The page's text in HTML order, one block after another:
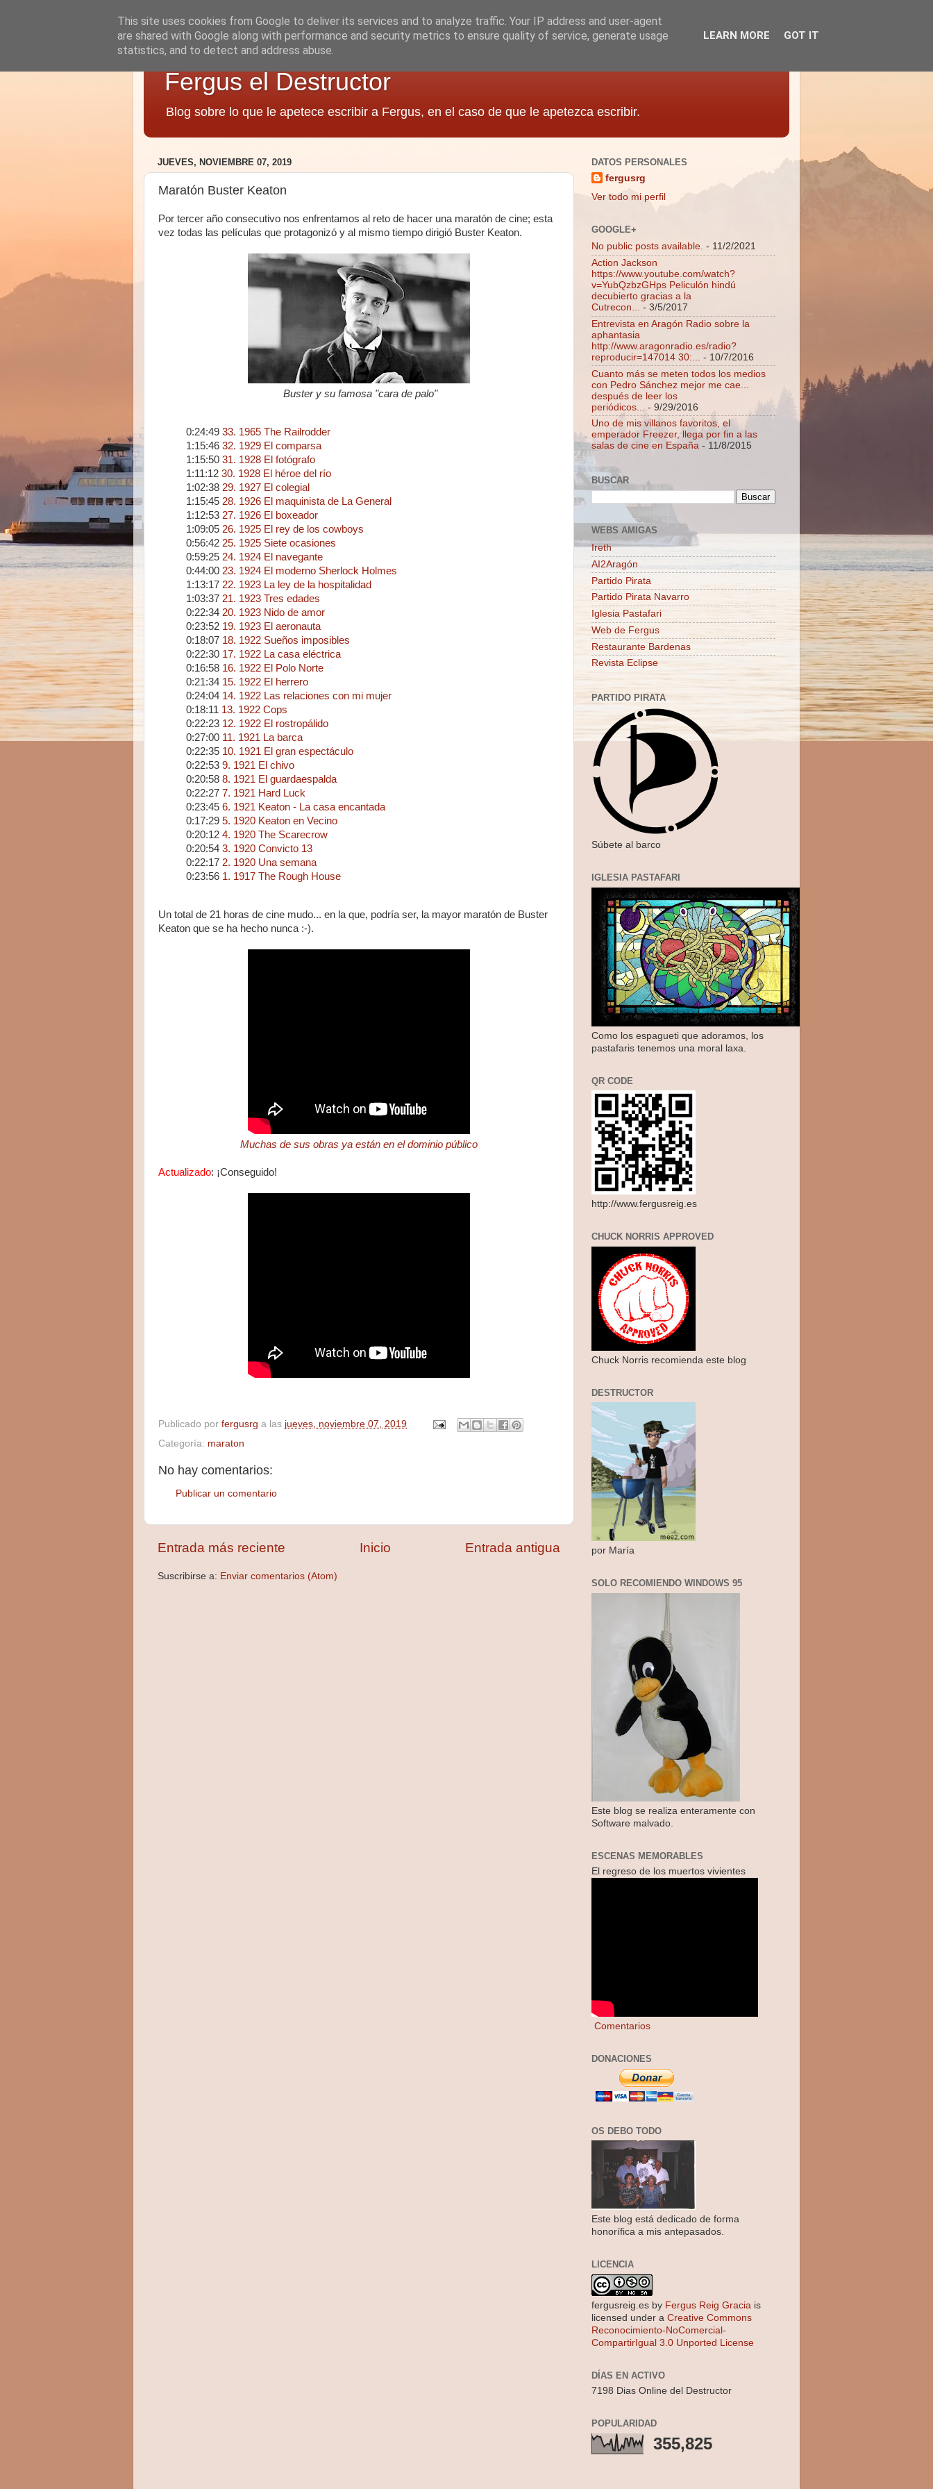
Fergus el Destructor
Blog sobre lo que le apetece escribir a Fergus, en el caso de que le apetezca escribir.
JUEVES, NOVIEMBRE 07, 2019
Maratón Buster Keaton
Por tercer año consecutivo nos enfrentamos al reto de hacer una maratón de cine; esta
vez todas las películas que protagonizó y al mismo tiempo dirigió Buster Keaton.
Buster y su famosa "cara de palo"
0:24:49 33. 1965 The Railrodder
1:15:46 32. 1929 El comparsa
1:15:50 31. 1928 El fotógrafo
1:11:12 30. 1928 El héroe del río
1:02:38 29. 1927 El colegial
1:15:45 28. 1926 El maquinista de La General
1:12:53 27. 1926 El boxeador
1:09:05 26. 1925 El rey de los cowboys
0:56:42 25. 1925 Siete ocasiones
0:59:25 24. 1924 El navegante
0:44:00 23. 1924 El moderno Sherlock Holmes
1:13:17 22. 1923 La ley de la hospitalidad
1:03:37 21. 1923 Tres edades
0:22:34 20. 1923 Nido de amor
0:23:52 19. 1923 El aeronauta
0:18:07 18. 1922 Sueños imposibles
0:22:30 17. 1922 La casa eléctrica
0:16:58 16. 1922 El Polo Norte
0:21:34 15. 1922 El herrero
0:24:04 14. 1922 Las relaciones con mi mujer
0:18:11 13. 1922 Cops
0:22:23 12. 1922 El rostropálido
0:27:00 11. 1921 La barca
0:22:35 10. 1921 El gran espectáculo
0:22:53 9. 1921 El chivo
0:20:58 8. 1921 El guardaespalda
0:22:27 7. 1921 Hard Luck
0:23:45 6. 1921 Keaton - La casa encantada
0:17:29 5. 1920 Keaton en Vecino
0:20:12 4. 1920 The Scarecrow
0:20:54 3. 1920 Convicto 13
0:22:17 2. 1920 Una semana
0:23:56 1. 1917 The Rough House
Un total de 21 horas de cine mudo... en la que, podría ser, la mayor maratón de Buster
Keaton que se ha hecho nunca :-).
Muchas de sus obras ya están en el dominio público
Actualizado: ¡Conseguido!
Publicado por fergusrg a las jueves, noviembre 07, 2019
Categoría: maraton
No hay comentarios:
Publicar un comentario
Entrada más reciente Entrada antigua
Inicio
Suscribirse a: Enviar comentarios (Atom)
DATOS PERSONALES
fergusrg
Ver todo mi perfil
GOOGLE+
No public posts available. - 11/2/2021
Action Jackson
https://www.youtube.com/watch?
v=YubQzbzGHps Peliculón hindú
decubierto gracias a la
Cutrecon... - 3/5/2017
Entrevista en Aragón Radio sobre la
aphantasia
http://www.aragonradio.es/radio?
reproducir=147014 30:...
- 10/7/2016
Cuanto más se meten todos los medios
con Pedro Sánchez mejor me cae...
después de leer los
periódicos...
- 9/29/2016
Uno de mis villanos favoritos, el
emperador Freezer, llega por fin a las
salas de cine en España - 11/8/2015
BUSCAR
WEBS AMIGAS
Ireth
AI2Aragón
Partido Pirata
Partido Pirata Navarro
Iglesia Pastafari
Web de Fergus
Restaurante Bardenas
Revista Eclipse
PARTIDO PIRATA
Súbete al barco
IGLESIA PASTAFARI
Como los espagueti que adoramos, los
pastafaris tenemos una moral laxa.
QR CODE
http://www.fergusreig.es
CHUCK NORRIS APPROVED
Chuck Norris recomienda este blog
DESTRUCTOR
por María
SOLO RECOMIENDO WINDOWS 95
Este blog se realiza enteramente con
Software malvado.
ESCENAS MEMORABLES
El regreso de los muertos vivientes
Comentarios
DONACIONES
OS DEBO TODO
Este blog está dedicado de forma
honorífica a mis antepasados.
LICENCIA
fergusreig.es by Fergus Reig Gracia is
licensed under a Creative Commons
Reconocimiento-NoComercial-
CompartirIgual 3.0 Unported License
DÍAS EN ACTIVO
7198 Dias Online del Destructor
POPULARIDAD
355,825
This site uses cookies from Google to deliver its services and to analyze traffic. Your IP address and user-agent
are shared with Google along with performance and security metrics to ensure quality of service, generate usage
statistics, and to detect and address abuse.
LEARN MORE GOT IT